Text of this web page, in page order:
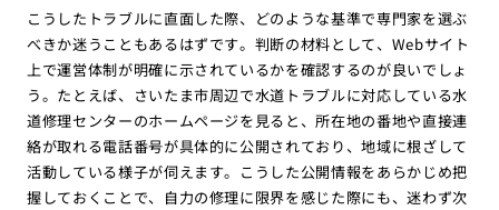
こうしたトラブルに直面した際、どのような基準で専門家を選ぶ
べきか迷うこともあるはずです。判断の材料として、Webサイト
上で運営体制が明確に示されているかを確認するのが良いでしょ
う。たとえば、さいたま市周辺で水道トラブルに対応している水
道修理センターのホームページを見ると、所在地の番地や直接連
絡が取れる電話番号が具体的に公開されており、地域に根ざして
活動している様子が伺えます。こうした公開情報をあらかじめ把
握しておくことで、自力の修理に限界を感じた際にも、迷わず次